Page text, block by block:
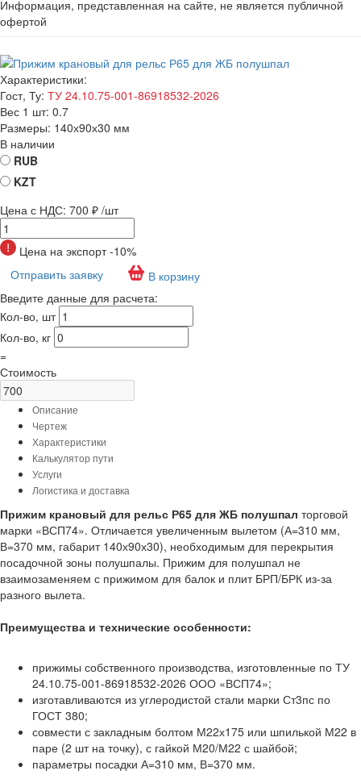
Информация, представленная на сайте, не является публичной
офертой
Характеристики:
Гост, Ту: ТУ 24.10.75-001-86918532-2026
Вес 1 шт: 0.7
Размеры: 140х90х30 мм
В наличии
RUB
KZT
Цена с НДС: 700 ₽ /шт
Цена на экспорт -10%
Отправить заявку
В корзину
Введите данные для расчета:
Кол-во, шт
Кол-во, кг
=
Стоимость
Описание
Чертеж
Характеристики
Калькулятор пути
Услуги
Логистика и доставка
Прижим крановый для рельс Р65 для ЖБ полушпал торговой
марки «ВСП74». Отличается увеличенным вылетом (А=310 мм,
В=370 мм, габарит 140х90х30), необходимым для перекрытия
посадочной зоны полушпалы. Прижим для полушпал не
взаимозаменяем с прижимом для балок и плит БРП/БРК из-за
разного вылета.
Преимущества и технические особенности:
прижимы собственного производства, изготовленные по ТУ
24.10.75-001-86918532-2026 ООО «ВСП74»;
изготавливаются из углеродистой стали марки Ст3пс по
ГОСТ 380;
совмести с закладным болтом М22х175 или шпилькой М22 в
паре (2 шт на точку), с гайкой М20/М22 с шайбой;
параметры посадки А=310 мм, В=370 мм.